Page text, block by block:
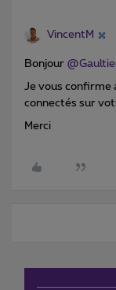
VincentM
Bonjour ​
Je vous confirme
connectés sur
Merci